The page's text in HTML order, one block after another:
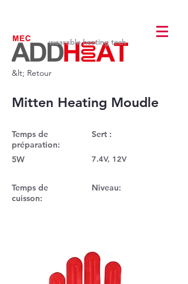
wearable heating tech
&lt; Retour
Mitten Heating Moudle
Temps de
préparation:
5W
Temps de
cuisson:
Sert :
7.4V, 12V
Niveau: